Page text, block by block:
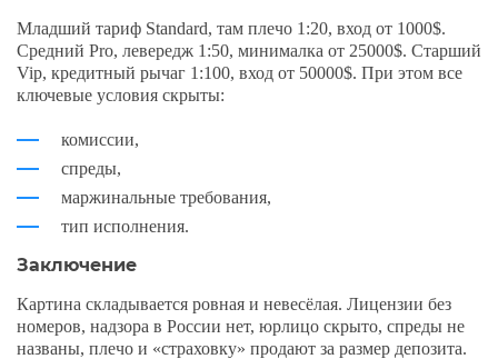
Младший тариф Standard, там плечо 1:20, вход от 1000$.
Средний Pro, левередж 1:50, минималка от 25000$. Старший
Vip, кредитный рычаг 1:100, вход от 50000$. При этом все
ключевые условия скрыты:
комиссии,
спреды,
маржинальные требования,
тип исполнения.
Заключение
Картина складывается ровная и невесёлая. Лицензии без
номеров, надзора в России нет, юрлицо скрыто, спреды не
названы, плечо и «страховку» продают за размер депозита.